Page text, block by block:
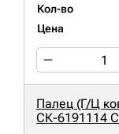
Кол-во
Цена
Палец (Г/Ц
СК-6191114